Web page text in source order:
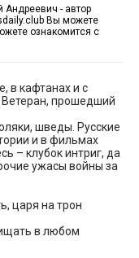
Патриот. Смута. Том 2 (СИ) - Колдаев Евгений Андреевич - автор
Вы можете
ознакомится с
в кафтанах и с
Ветеран, прошедший
шведы. Русские
и в фильмах
– клубок интриг, да
ужасы войны за
царя на трон
в любом